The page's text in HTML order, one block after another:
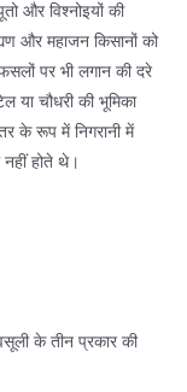
और विश्नोइयों की
और महाजन किसानों को
पर भी लगान की दरे
या चौधरी की भूमिका
के रूप में निगरानी में
नहीं होते थे।
के तीन प्रकार की